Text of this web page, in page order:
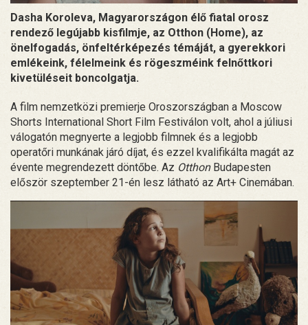
Dasha Koroleva, Magyarországon élő fiatal orosz
rendező legújabb kisfilmje, az Otthon (Home), az
önelfogadás, önfeltérképezés témáját, a gyerekkori
emlékeink, félelmeink és rögeszméink felnőttkori
kivetüléseit boncolgatja.
A film nemzetközi premierje Oroszországban a Moscow
Shorts International Short Film Festiválon volt, ahol a júliusi
válogatón megnyerte a legjobb filmnek és a legjobb
operatőri munkának járó díjat, és ezzel kvalifikálta magát az
évente megrendezett döntőbe. Az OtthonBudapesten
először szeptember 21-én lesz látható az Art+ Cinemában.